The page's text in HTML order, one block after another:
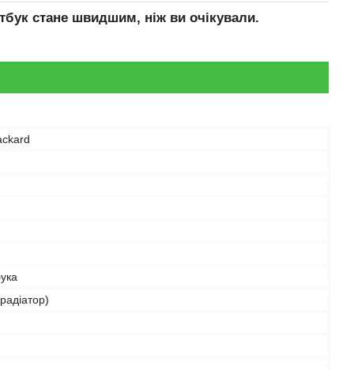
стане швидшим, ніж ви очікували.